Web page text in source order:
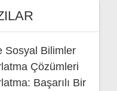
Sosyal Bilimler
Çözümleri
Başarılı Bir